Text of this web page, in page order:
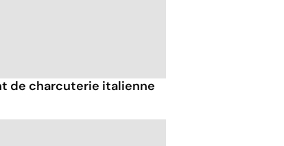
de charcuterie italienne